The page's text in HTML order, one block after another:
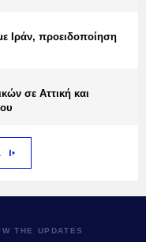
Ιράν, προειδοποίηση
σε Αττική και
THE UPDATES